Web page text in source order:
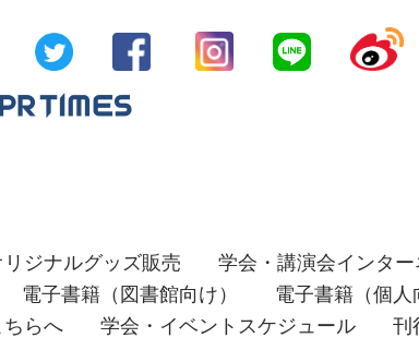
ジナルグッズ販売
学会・講演会インター
電子書籍（図書館向け）
電子書籍（個人
らへ
学会・イベントスケジュール 刊